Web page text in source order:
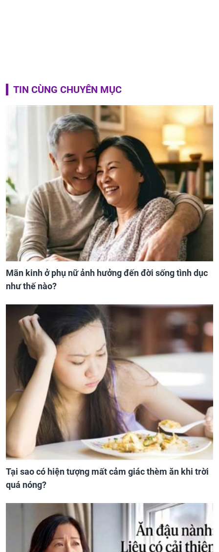
TIN CÙNG CHUYÊN MỤC
Mãn kinh ở phụ nữ ảnh hưởng đến đời sống tình dục
như thế nào?
Tại sao có hiện tượng mất cảm giác thèm ăn khi trời
quá nóng?